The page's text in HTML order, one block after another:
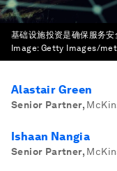
基础设施投资是确保服务安
Image: Getty Images/
Alastair Green
Senior Partner,
Ishaan Nangia
Senior Partner,